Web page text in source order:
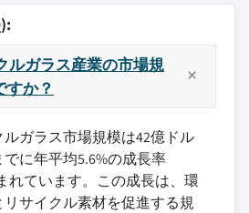
ルガラス産業の市場規
すか？
ルガラス市場規模は42億ドル
に年平均5.6%の成長率
れています。この成長は、環
サイクル素材を促進する規